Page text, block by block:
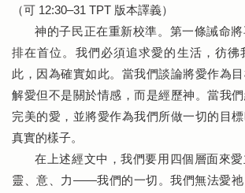
（可 12:30–31 TPT 版本譯義）
神的子民正在重新校準。第一條誡命
排在首位。我們必須追求愛的生活，彷彿
此，因為確實如此。當我們談論將愛作為
解愛但不是關於情感，而是經歷神。當我們
完美的愛，並將愛作為我們所做一切的目
真實的樣子。
在上述經文中，我們要用四個層面來愛
靈、意、力——我們的一切。我們無法愛祂